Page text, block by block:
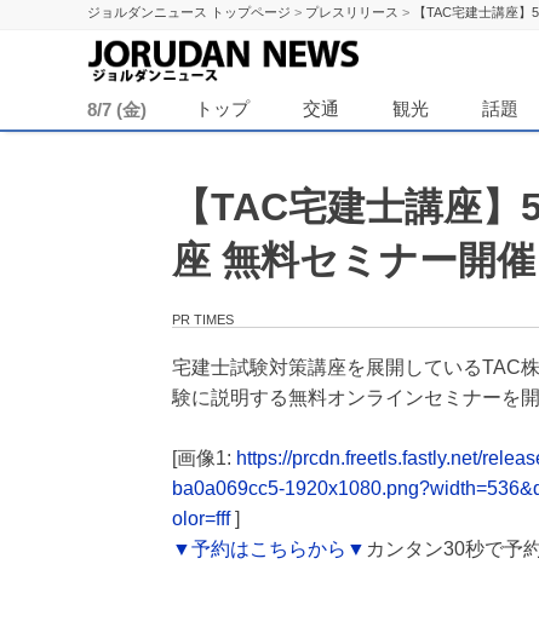
ジョルダンニュース トップページ > プレスリリース > 【TAC宅建士講座
8/7 (金) トップ 交通 観光 話題
【TAC宅建士講座
座 無料セミナー開催
PR TIMES
宅建士試験対策講座を展開しているTAC
験に説明する無料オンラインセミナーを開
[画像1: https://prcdn.freetls.fastly.net/
ba0a069cc5-
olor=fff]
▼予約はこちらから▼ カンタン30秒で予